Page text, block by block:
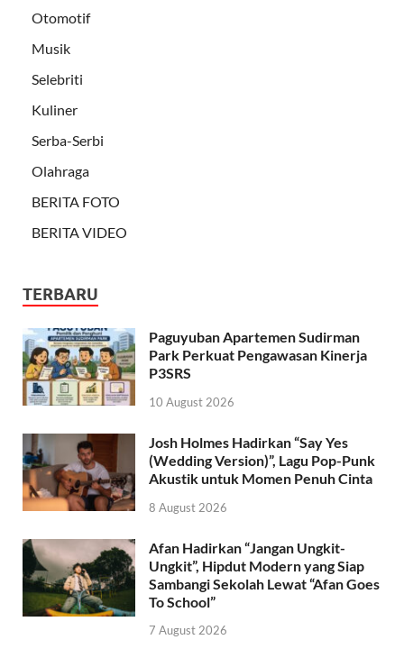
Otomotif
Musik
Selebriti
Kuliner
Serba-Serbi
Olahraga
BERITA FOTO
BERITA VIDEO
TERBARU
Paguyuban Apartemen Sudirman
Park Perkuat Pengawasan Kinerja
P3SRS
10 August 2026
Josh Holmes Hadirkan “Say Yes
(Wedding Version)”, Lagu Pop-Punk
Akustik untuk Momen Penuh Cinta
8 August 2026
Afan Hadirkan “Jangan Ungkit-
Ungkit”, Hipdut Modern yang Siap
Sambangi Sekolah Lewat “Afan Goes
To School”
7 August 2026